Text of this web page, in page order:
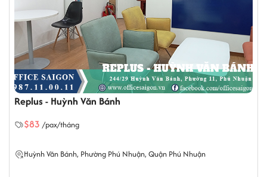
Không gian văn phòng chia sẻ tại Replus Pearl Plaza Bình Thạnh
Khu vực co-working space/ chỗ ngồi chia sẻ tại Replus:
Đem đến không gian làm việc chung tiện ích với diện tích
thành lập.
Replus - Huỳnh Văn Bánh
$83/pax/tháng
Huỳnh Văn Bánh, Phường Phú Nhuận, Quận Phú Nhuận